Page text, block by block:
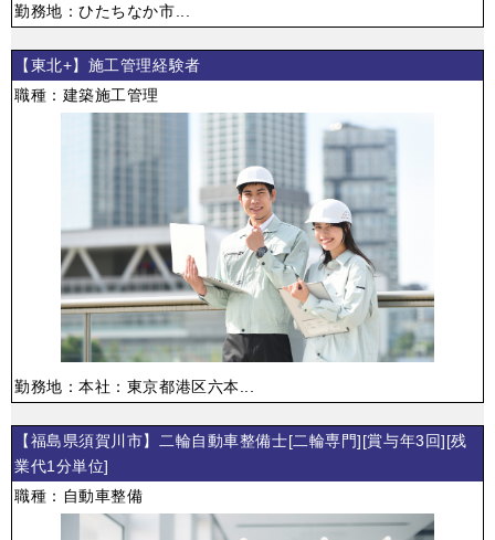
勤務地：ひたちなか市...
【東北+】施工管理経験者
職種：建築施工管理
勤務地：本社：東京都港区六本...
【福島県須賀川市】二輪自動車整備士[二輪専門][賞与年3回][残
業代1分単位]
職種：自動車整備